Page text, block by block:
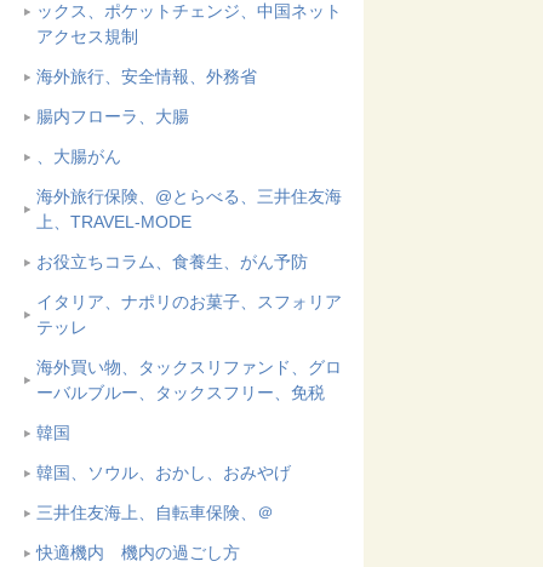
ックス、ポケットチェンジ、中国ネット
アクセス規制
海外旅行、安全情報、外務省
腸内フローラ、大腸
、大腸がん
海外旅行保険、@とらべる、三井住友海
上、TRAVEL-MODE
お役立ちコラム、食養生、がん予防
イタリア、ナポリのお菓子、スフォリア
テッレ
海外買い物、タックスリファンド、グロ
ーバルブルー、タックスフリー、免税
韓国
韓国、ソウル、おかし、おみやげ
三井住友海上、自転車保険、＠
快適機内 機内の過ごし方